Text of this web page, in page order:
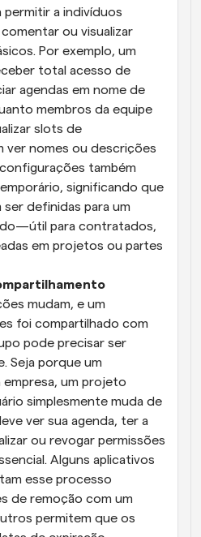
permitir a indivíduos
ou visualizar
Por exemplo, um
total acesso de
agendas em nome de
membros da equipe
slots de
ver nomes ou descrições
também
significando que
definidas para um
para contratados,
em projetos ou partes
mudam, e um
foi compartilhado com
pode precisar ser
Seja porque um
empresa, um projeto
simplesmente muda de
ver sua agenda, ter a
ou revogar permissões
Alguns aplicativos
esse processo
de remoção com um
permitem que os